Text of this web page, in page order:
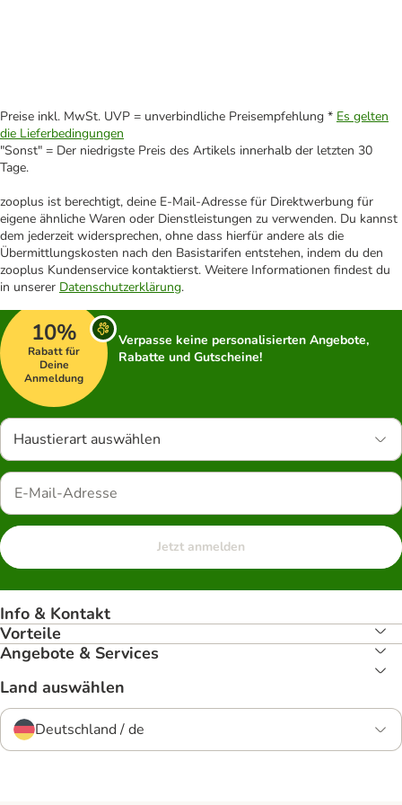
Preise inkl. MwSt. UVP = unverbindliche Preisempfehlung * Es gelten
die Lieferbedingungen
"Sonst" = Der niedrigste Preis des Artikels innerhalb der letzten 30
Tage.
zooplus ist berechtigt, deine E-Mail-Adresse für Direktwerbung für
eigene ähnliche Waren oder Dienstleistungen zu verwenden. Du kannst
dem jederzeit widersprechen, ohne dass hierfür andere als die
Übermittlungskosten nach den Basistarifen entstehen, indem du den
zooplus Kundenservice kontaktierst. Weitere Informationen findest du
in unserer Datenschutzerklärung.
10%
Rabatt für
Deine
Anmeldung
Verpasse keine personalisierten Angebote,
Rabatte und Gutscheine!
Haustierart auswählen
Jetzt anmelden
Info & Kontakt
Vorteile
Angebote & Services
Land auswählen
Deutschland / de